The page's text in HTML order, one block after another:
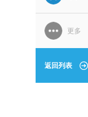
更多
返回列表